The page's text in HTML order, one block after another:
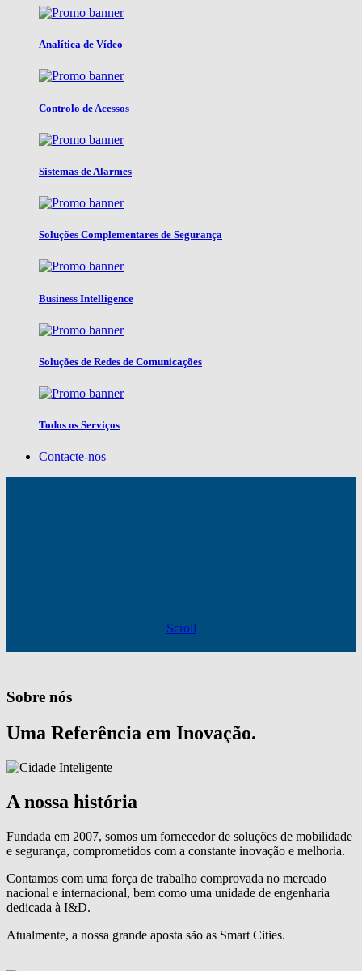
Analítica de Vídeo
Controlo de Acessos
Sistemas de Alarmes
Soluções Complementares de Segurança
Business Intelligence
Soluções de Redes de Comunicações
Todos os Serviços
Contacte-nos
Scroll
Sobre nós
Uma Referência em Inovação.
A nossa história
Fundada em 2007, somos um fornecedor de soluções de mobilidade
e segurança, comprometidos com a constante inovação e melhoria.
Contamos com uma força de trabalho comprovada no mercado
nacional e internacional, bem como uma unidade de engenharia
dedicada à I&D.
Atualmente, a nossa grande aposta são as Smart Cities.